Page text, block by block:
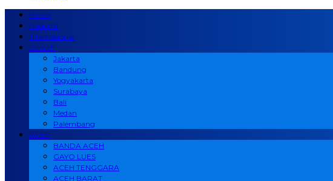
Home
Nasional
Internasional
Daerah
Jakarta
Bandung
Yogyakarta
Surabaya
Bali
Medan
Palembang
ACEH
BANDA ACEH
GAYO LUES
ACEH TENGGARA
ACEH BARAT